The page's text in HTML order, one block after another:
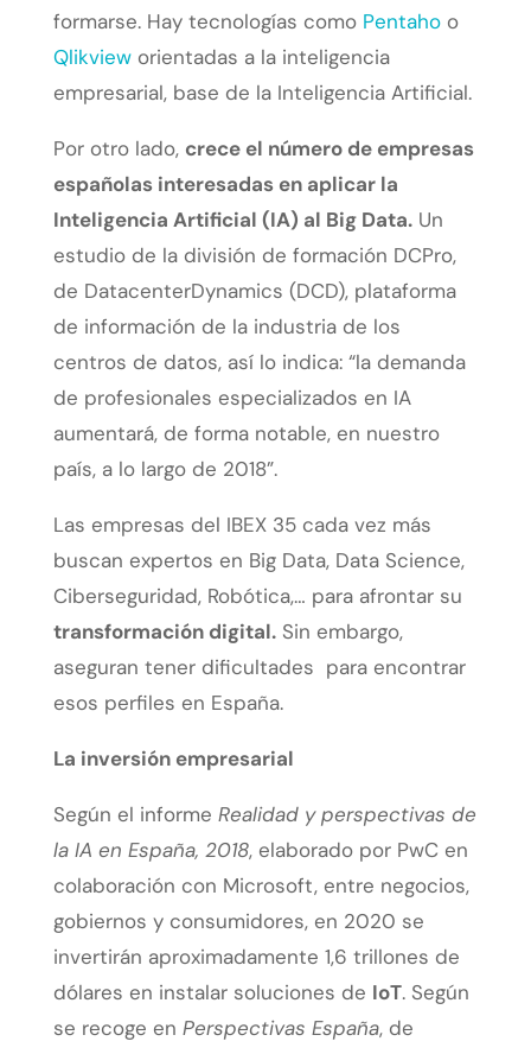
formarse. Hay tecnologías como Pentahoo
Qlikvieworientadas a la inteligencia
empresarial, base de la Inteligencia Artificial.
Por otro lado, crece el número de empresas
españolas interesadas en aplicar la
Inteligencia Artificial (IA) al Big Data.Un
estudio de la división de formación DCPro,
de DatacenterDynamics (DCD), plataforma
de información de la industria de los
centros de datos, así lo indica: “la demanda
de profesionales especializados en IA
aumentará, de forma notable, en nuestro
país, a lo largo de 2018”.
Las empresas del IBEX 35 cada vez más
buscan expertos en Big Data, Data Science,
Ciberseguridad, Robótica,… para afrontar su
transformación digital.Sin embargo,
aseguran tener dificultades para encontrar
esos perfiles en España.
La inversión empresarial
Según el informe Realidad y perspectivas de
la IA en España, 2018, elaborado por PwC en
colaboración con Microsoft, entre negocios,
gobiernos y consumidores, en 2020 se
invertirán aproximadamente 1,6 trillones de
dólares en instalar soluciones de IoT. Según
se recoge en Perspectivas España, de